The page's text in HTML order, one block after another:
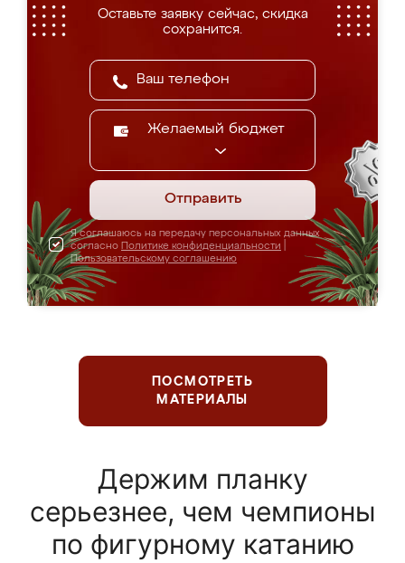
Оставьте заявку сейчас, скидка
сохранится.
Желаемый бюджет
Отправить
Я соглашаюсь на передачу персональных данных
согласно Политике конфиденциальности
Пользовательскому соглашению
ПОСМОТРЕТЬ
МАТЕРИАЛЫ
Держим планку
серьезнее, чем чемпионы
по фигурному катанию